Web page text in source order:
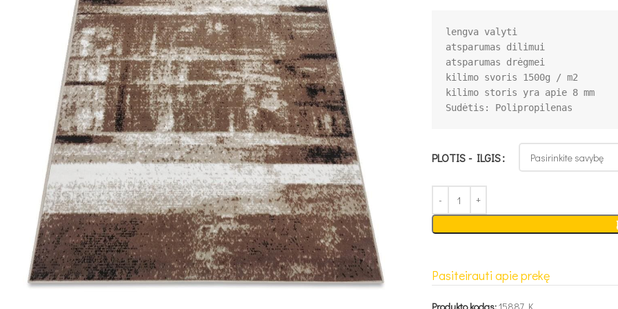
lengva valyti
atsparumas dilimui
atsparumas drėgmei
kilimo svoris 1500g / m2
kilimo storis yra apie 8 mm
PLOTIS - ILGIS
Pasiteirauti apie prekę